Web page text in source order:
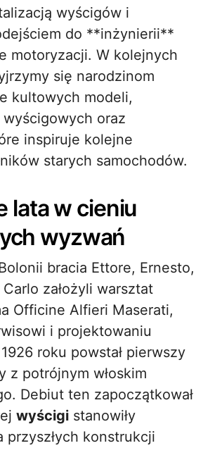
wyścigów i
do **inżynierii**
motoryzacji. W kolejnych
się narodzinom
kultowych modeli,
oraz
inspiruje kolejne
starych samochodów.
lata w cieniu
wyzwań
bracia Ettore, Ernesto,
założyli warsztat
Officine Alfieri Maserati,
i projektowaniu
roku powstał pierwszy
z potrójnym włoskim
Debiut ten zapoczątkował
wyścigi stanowiły
przyszłych konstrukcji